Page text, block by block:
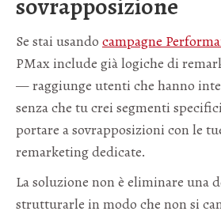
Se stai usando campagne
PMax include già logiche di
— raggiunge utenti che hanno
senza che tu crei segmenti
portare a sovrapposizioni con le
remarketing dedicate.
La soluzione non è eliminare una
strutturarle in modo che non si